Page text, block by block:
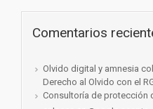
Comentarios
Olvido digital y amnesia
Derecho al Olvido con el
Consultoría de protección